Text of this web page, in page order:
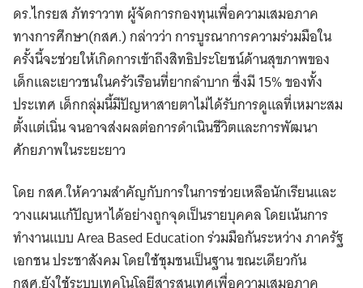
ดร.ไกรยส ภัทราวาท ผู้จัดการกองทุนเพื่อความเสมอภาค
ทางการศึกษา​(กสศ.) กล่าวว่า การบูรณาการความร่วมมือใน
ครั้งนี้จะช่วยให้เกิดการเข้าถึงสิทธิประโยชน์ด้านสุขภาพของ
เด็กและเยาวชนในครัวเรือนที่ยากลำบาก​ ซึ่งมี 15% ของทั้ง
ประเทศ เด็กกลุ่มนี้มีปัญหาสายตาไม่ได้รับการดูแลที่เหมาะสม
ตั้งแต่เนิ่น จนอาจส่งผลต่อการดำเนินชีวิตและการพัฒนา
ศักยภาพในระยะยาว
โดย กสศ.ให้ความสำคัญกับการในการช่วยเหลือนักเรียนและ
วางแผนแก้ปัญหาได้อย่างถูกจุดเป็นรายบุคคล โดยเน้นการ
ทำงานแบบ Area Based Education ร่วมมือกันระหว่าง ภาครัฐ
เอกชน ประชาสังคม โดยใช้ชุมชนเป็นฐาน ขณะเดียวกัน